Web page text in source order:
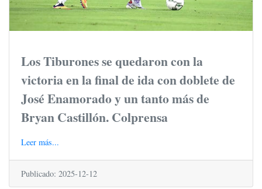
Los Tiburones se quedaron con la
victoria en la final de ida con doblete de
José Enamorado y un tanto más de
Bryan Castillón. Colprensa
Leer más...
Publicado: 2025-12-12